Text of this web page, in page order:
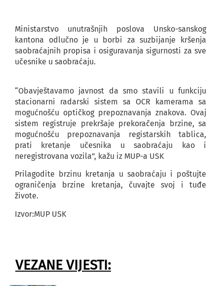
Ministarstvo unutrašnjih poslova Unsko-sanskog
kantona odlučno je u borbi za suzbijanje kršenja
saobraćajnih propisa i osiguravanja sigurnosti za sve
učesnike u saobraćaju.
“Obavještavamo javnost da smo stavili u funkciju
stacionarni radarski sistem sa OCR kamerama sa
mogućnošću optičkog prepoznavanja znakova. Ovaj
sistem registruje prekršaje prekoračenja brzine, sa
mogućnošću prepoznavanja registarskih tablica,
prati kretanje učesnika u saobraćaju kao i
neregistrovana vozila”, kažu iz MUP-a USK
Prilagodite brzinu kretanja u saobraćaju i poštujte
ograničenja brzine kretanja, čuvajte svoj i tuđe
živote.
Izvor:MUP USK
VEZANE VIJESTI: